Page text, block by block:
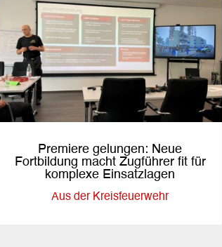
Premiere gelungen: Neue
Fortbildung macht Zugführer fit für
komplexe Einsatzlagen
Aus der Kreisfeuerwehr